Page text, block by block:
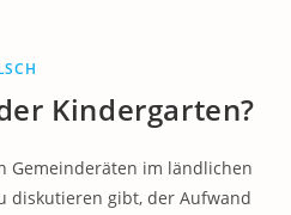
Kindergarten?
Gemeinderäten im ländlichen
diskutieren gibt, der Aufwand